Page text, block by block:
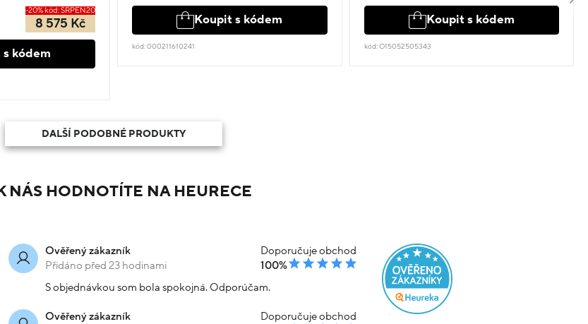
-20% kód: SRPEN20
8 575 Kč
s kódem
Koupit s kódem
kód: 000211610241
Koupit s kódem
kód: O15052505343
DALŠÍ PODOBNÉ PRODUKTY
NÁS HODNOTÍTE NA HEURECE
Ověřený zákazník
Přidáno před 23 hodinami
Doporučuje obchod
100%
S objednávkou som bola spokojná. Odporúčam.
Ověřený zákazník
Doporučuje obchod